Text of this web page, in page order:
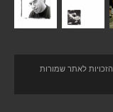
Copyright 2012 Piccolo Theme. All rights reserved. הזכויות לאתר שמורות